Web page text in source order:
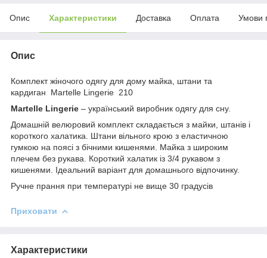
Опис Характеристики Доставка Оплата Умови
Опис
Комплект жіночого одягу для дому майка, штани та
кардиган Martelle Lingerie 210
Martelle Lingerie – український виробник одягу для сну.
Домашній велюровий комплект складається з майки, штанів і
короткого халатика. Штани вільного крою з еластичною
гумкою на поясі з бічними кишенями. Майка з широким
плечем без рукава. Короткий халатик із 3/4 рукавом з
кишенями. Ідеальний варіант для домашнього відпочинку.
Ручне прання при температурі не вище 30 градусів
Приховати
Характеристики